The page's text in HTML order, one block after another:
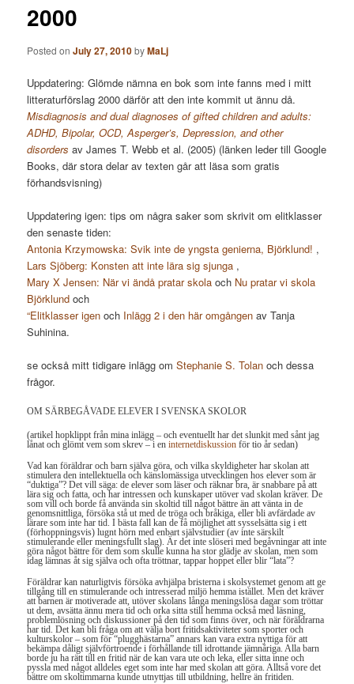
2000
Posted onJuly 27, 2010byMaLj
Uppdatering: Glömde nämna en bok som inte fanns med i mitt
litteraturförslag 2000 därför att den inte kommit ut ännu då.
Misdiagnosis and dual diagnoses of gifted children and adults:
ADHD, Bipolar, OCD, Asperger’s, Depression, and other
disorders av James T. Webb et al. (2005) (länken leder till Google
Books, där stora delar av texten går att läsa som gratis
förhandsvisning)
Uppdatering igen: tips om några saker som skrivit om elitklasser
den senaste tiden:
Antonia Krzymowska: Svik inte de yngsta genierna, Björklund! ,
Lars Sjöberg: Konsten att inte lära sig sjunga ,
Mary X Jensen: När vi ändå pratar skolaoch Nu pratar vi skola
Björklundoch
“Elitklasser igenoch Inlägg 2 i den här omgångenav Tanja
Suhinina.
se också mitt tidigare inlägg omStephanie S. Tolan och dessa
frågor.
OM SÄRBEGÅVADE ELEVER I SVENSKA SKOLOR
(artikel hopklippt från mina inlägg – och eventuellt har det slunkit med sånt jag
lånat och glömt vem som skrev – i eninternetdiskussion för tio år sedan)
Vad kan föräldrar och barn själva göra, och vilka skyldigheter har skolan att
stimulera den intellektuella och känslomässiga utvecklingen hos elever som är
“duktiga”? Det vill säga: de elever som läser och räknar bra, är snabbare på att
lära sig och fatta, och har intressen och kunskaper utöver vad skolan kräver. De
som vill och borde få använda sin skoltid till något bättre än att vänta in de
genomsnittliga, försöka stå ut med de tröga och bråkiga, eller bli avfärdade av
lärare som inte har tid. I bästa fall kan de få möjlighet att sysselsätta sig i ett
(förhoppningsvis) lugnt hörn med enbart självstudier (av inte särskilt
stimulerande eller meningsfullt slag). Är det inte slöseri med begåvningar att inte
göra något bättre för dem som skulle kunna ha stor glädje av skolan, men som
idag lämnas åt sig själva och ofta tröttnar, tappar hoppet eller blir “lata”?
Föräldrar kan naturligtvis försöka avhjälpa bristerna i skolsystemet genom att ge
tillgång till en stimulerande och intresserad miljö hemma istället. Men det kräver
att barnen är motiverade att, utöver skolans långa meningslösa dagar som tröttar
ut dem, avsätta ännu mera tid och orka sitta still hemma också med läsning,
problemlösning och diskussioner på den tid som finns över, och när föräldrarna
har tid. Det kan bli fråga om att välja bort fritidsaktiviteter som sporter och
kulturskolor – som för “plugghästarna” annars kan vara extra nyttiga för att
bekämpa dåligt självförtroende i förhållande till idrottande jämnåriga. Alla barn
borde ju ha rätt till en fritid när de kan vara ute och leka, eller sitta inne och
pyssla med något alldeles eget som inte har med skolan att göra. Alltså vore det
bättre om skoltimmarna kunde utnyttjas till utbildning, hellre än fritiden.